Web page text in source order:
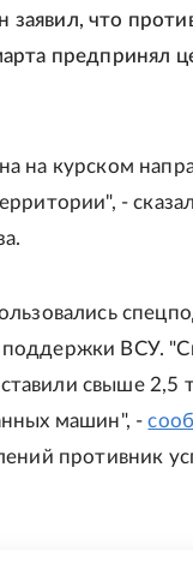
что
предпринял
на курском
-
ВСУ.
свыше 2,5
машин", -
противник